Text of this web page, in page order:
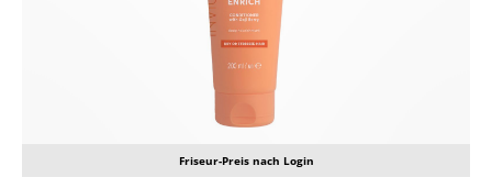
Friseur-Preis nach Login